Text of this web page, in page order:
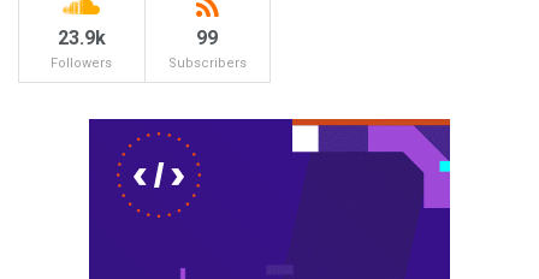
23.9k
Followers
99
Subscribers